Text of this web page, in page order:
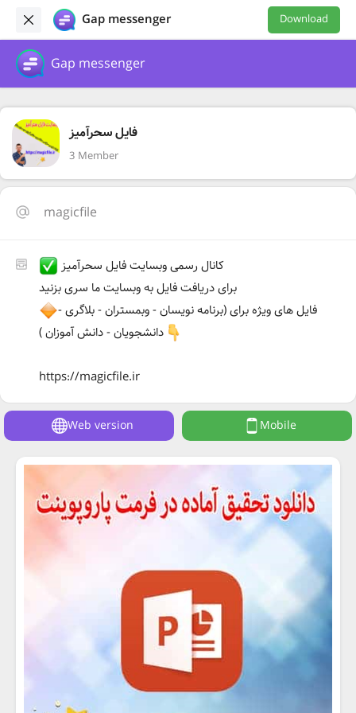
Gap messenger Download
Gap messenger
فایل سحرآمیز
3 Member
magicfile
کانال رسمی وبسایت فایل سحرآمیز
برای دریافت فایل به وبسایت ما سری بزنید
فایل های ویژه برای (برنامه نویسان - وبمستران - بلاگری -
دانشجویان - دانش آموزان )
https://magicfile.ir
Web version Mobile